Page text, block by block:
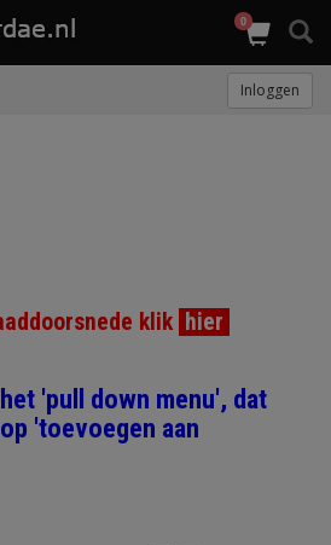
0
Inloggen
klik hier
'pull down menu', dat
'toevoegen aan